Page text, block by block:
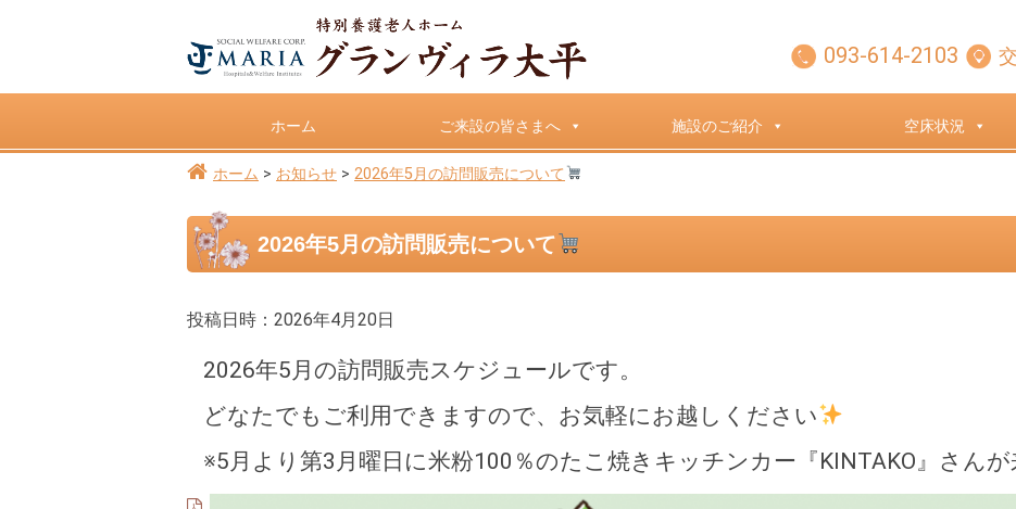
093-614-2103
ホーム ご来設の皆さまへ 施設のご紹介 空床状況
ホーム お知らせ 2026年5月の訪問販売について
2026年5月の訪問販売について
投稿日時：2026年4月20日
2026年5月の訪問販売スケジュールです。
どなたでもご利用できますので、お気軽にお越しください
※5月より第3月曜日に米粉100％のたこ焼きキッチンカー『KINTAKO』さん